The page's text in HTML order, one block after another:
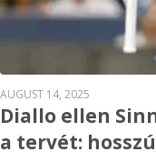
AUGUST 14, 2025
Diallo ellen
a tervét: